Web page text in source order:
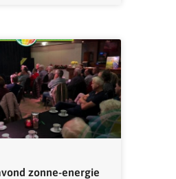
zonne-energie